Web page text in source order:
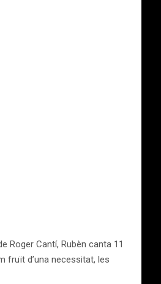
Roger Cantí, Rubèn canta 11
fruït d’una necessitat, les